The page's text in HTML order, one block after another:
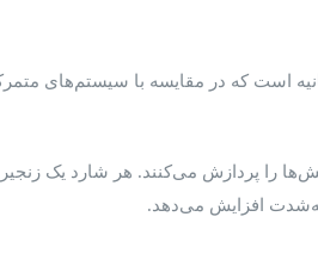
را پردازش می‌کنند. هر شارد یک
به‌شدت افزایش می‌دهد.